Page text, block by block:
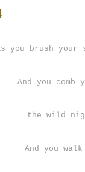
you brush
And you
the wild
And you